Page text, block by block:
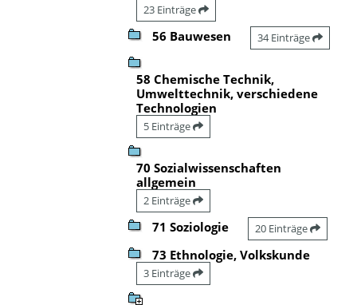
23 Einträge
56 Bauwesen 34 Einträge
58 Chemische Technik,
Umwelttechnik, verschiedene
Technologien
5 Einträge
70 Sozialwissenschaften
allgemein
2 Einträge
71 Soziologie 20 Einträge
73 Ethnologie, Volkskunde
3 Einträge